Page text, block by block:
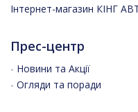
Інтернет-магазин КІНГ
Прес-центр
- Новини та Акції
- Огляди та поради